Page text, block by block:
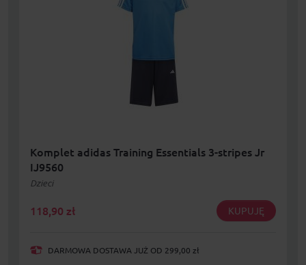
Komplet adidas Training Essentials 3-stripes Jr
IJ9560
Dzieci
118,90 zł KUPUJĘ
DARMOWA DOSTAWA JUŻ OD 299,00 zł